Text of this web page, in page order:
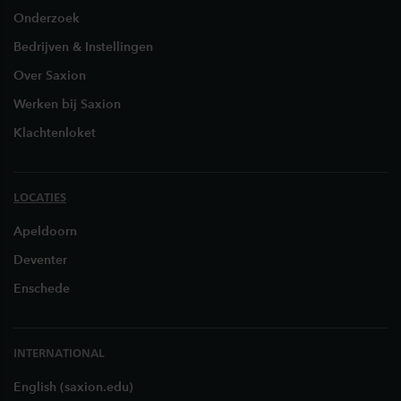
Onderzoek
Bedrijven & Instellingen
Over Saxion
Werken bij Saxion
Klachtenloket
LOCATIES
Apeldoorn
Deventer
Enschede
INTERNATIONAL
English (saxion.edu)